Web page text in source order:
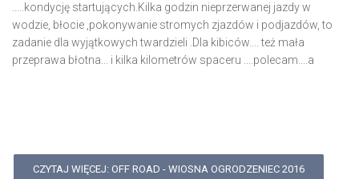
.....kondycję startujących.Kilka godzin nieprzerwanej jazdy w
wodzie, błocie ,pokonywanie stromych zjazdów i podjazdów, to
zadanie dla wyjątkowych twardzieli .Dla kibiców.... też mała
przeprawa błotna... i kilka kilometrów spaceru ....polecam....a
CZYTAJ WIĘCEJ: OFF ROAD - WIOSNA OGRODZENIEC 2016